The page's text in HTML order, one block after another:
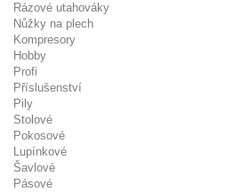
Rázové utahováky
Nůžky na plech
Kompresory
Hobby
Profi
Příslušenství
Pily
Stolové
Pokosové
Lupínkové
Šavlové
Pásové